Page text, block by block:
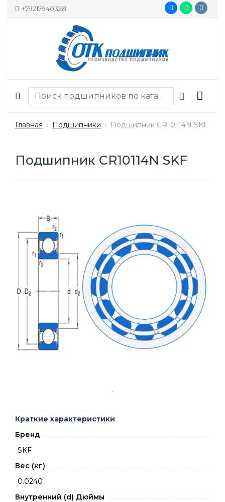
+79217940328
Главная Подшипники Подшипник CR10114N SKF
Подшипник CR10114N SKF
Краткие характеристики
Бренд
SKF
Вес (кг)
0.0240
Внутренний (d) Дюймы